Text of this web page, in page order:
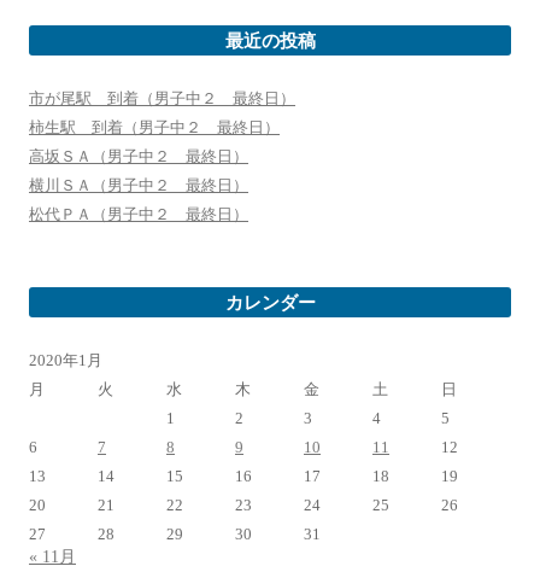
最近の投稿
市が尾駅 到着（男子中２ 最終日）
柿生駅 到着（男子中２ 最終日）
高坂ＳＡ（男子中２ 最終日）
横川ＳＡ（男子中２ 最終日）
松代ＰＡ（男子中２ 最終日）
カレンダー
2020年1月
月
火 水 木 金 土
日
1
2 3 4
5
6
7 8 9 10 11
12
13
14 15 16 17 18
19
20
21 22 23 24 25
26
27
28 29 30
31
« 11月